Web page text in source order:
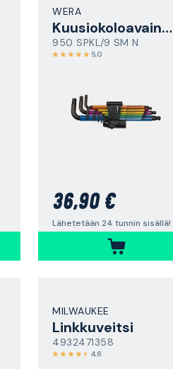
WERA
Kuusiokoloavainsarja
950 SPKL/9 SM N
5,0
36,90 €
Lähetetään 24 tunnin sisällä!
MILWAUKEE
Linkkuveitsi
4932471358
4,6